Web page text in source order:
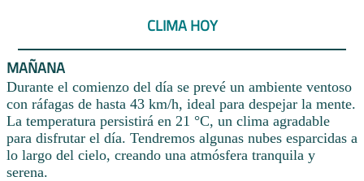
CLIMA HOY
MAÑANA
Durante el comienzo del día se prevé un ambiente ventoso
con ráfagas de hasta 43 km/h, ideal para despejar la mente.
La temperatura persistirá en 21 °C, un clima agradable
para disfrutar el día. Tendremos algunas nubes esparcidas a
lo largo del cielo, creando una atmósfera tranquila y
serena.